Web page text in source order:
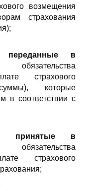
возмещения
страхования
переданные в
страхового
которые
в соответствии с
принятые в
страхового